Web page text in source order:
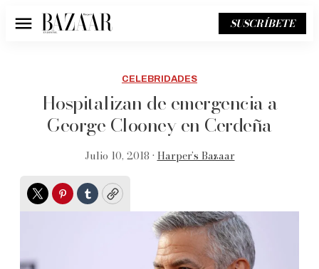
Menú SUSCRÍBETE
CELEBRIDADES
Hospitalizan de emergencia a
George Clooney en Cerdeña
Julio 10, 2018 • Harper’s Bazaar
TwitterPinterest
TumblrCopy